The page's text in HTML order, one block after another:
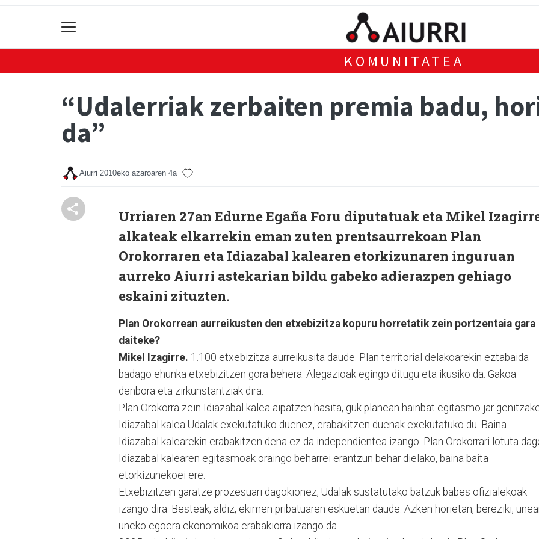
KOMUNITATEA
“Udalerriak zerbaiten premia badu,
da”
Aiurri 2010eko azaroaren 4a
Urriaren 27an Edurne Egaña Foru diputatuak eta Mikel
alkateak elkarrekin eman zuten prentsaurrekoan Plan
Orokorraren eta Idiazabal kalearen etorkizunaren inguruan
aurreko Aiurri astekarian bildu gabeko adierazpen gehiago
eskaini zituzten.
Plan Orokorrean aurreikusten den etxebizitza kopuru horretatik zein portzentaia gara
daiteke?
Mikel Izagirre. 1.100 etxebizitza aurreikusita daude. Plan territorial delakoarekin eztabaida
badago ehunka etxebizitzen gora behera. Alegazioak egingo ditugu eta ikusiko da. Gakoa
denbora eta zirkunstantziak dira.
Plan Orokorra zein Idiazabal kalea aipatzen hasita, guk planean hainbat egitasmo jar
Idiazabal kalea Udalak exekutatuko duenez, erabakitzen duenak exekutatuko du. Baina
Idiazabal kalearekin erabakitzen dena ez da independientea izango. Plan Orokorrari lotuta
Idiazabal kalearen egitasmoak oraingo beharrei erantzun behar dielako, baina baita
etorkizunekoei ere.
Etxebizitzen garatze prozesuari dagokionez, Udalak sustatutako batzuk babes ofizialekoak
izango dira. Besteak, aldiz, ekimen pribatuaren eskuetan daude. Azken horietan, bereziki,
uneko egoera ekonomikoa erabakiorra izango da.